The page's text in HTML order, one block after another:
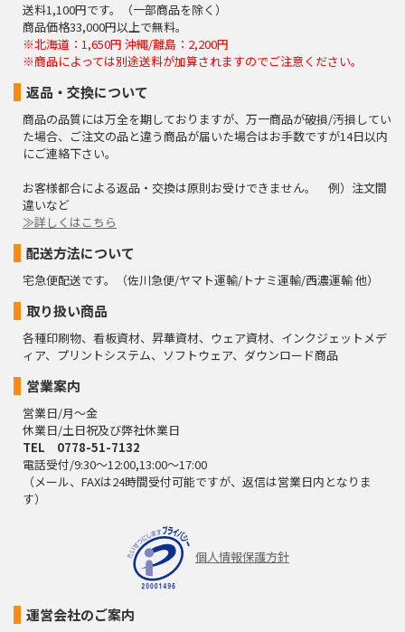
送料1,100円です。（一部商品を除く）
商品価格33,000円以上で無料。
※北海道：1,650円 沖縄/離島：2,200円
※商品によっては別途送料が加算されますのでご注意ください。
返品・交換について
商品の品質には万全を期しておりますが、万一商品が破損/汚損してい
た場合、ご注文の品と違う商品が届いた場合はお手数ですが14日以内
にご連絡下さい。
お客様都合による返品・交換は原則お受けできません。 例）注文間
違いなど
≫詳しくはこちら
配送方法について
宅急便配送です。（佐川急便/ヤマト運輸/トナミ運輸/西濃運輸 他）
取り扱い商品
各種印刷物、看板資材、昇華資材、ウェア資材、インクジェットメデ
ィア、プリントシステム、ソフトウェア、ダウンロード商品
営業案内
営業日/月～金
休業日/土日祝及び弊社休業日
TEL 0778-51-7132
電話受付/9:30～12:00,13:00～17:00
（メール、FAXは24時間受付可能ですが、返信は営業日内となりま
す）
個人情報保護方針
運営会社のご案内